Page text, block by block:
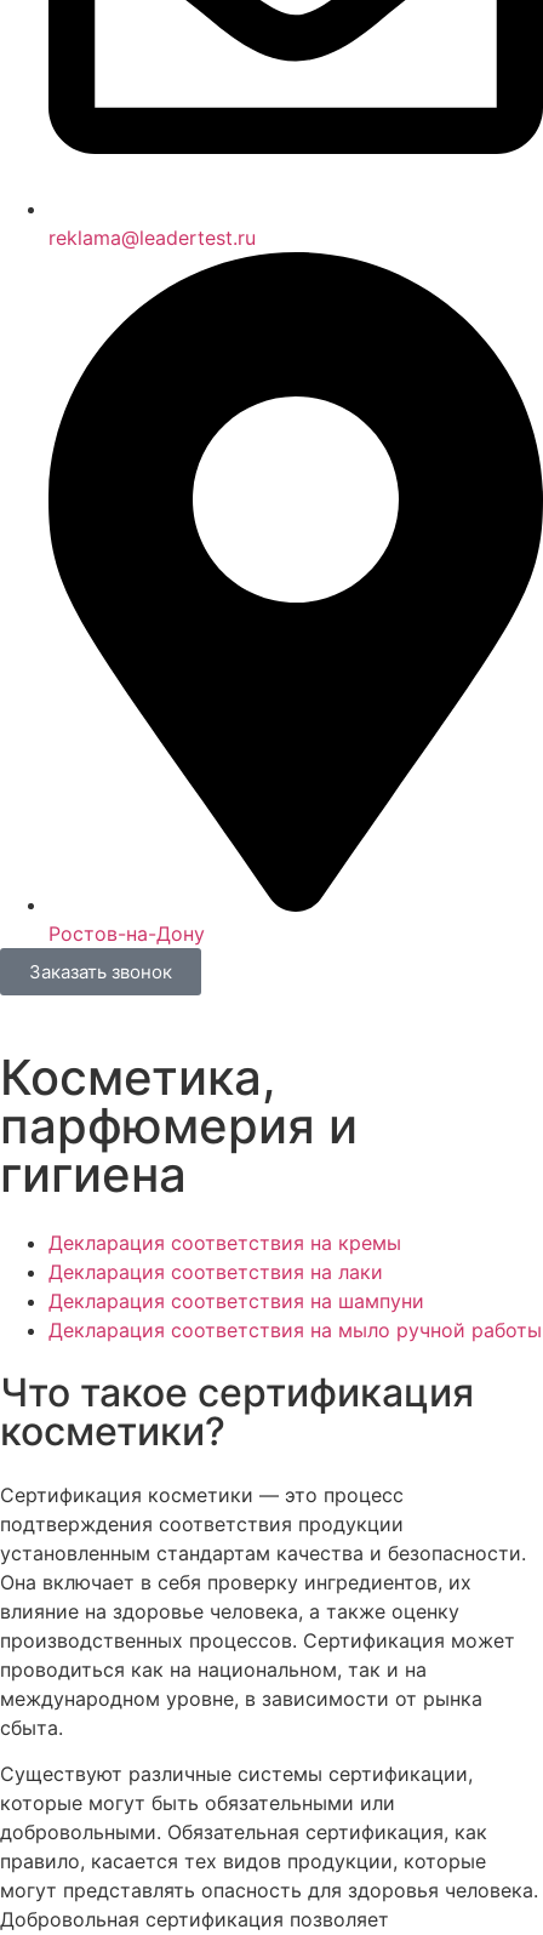
reklama@leadertest.ru
Ростов-на-Дону
Заказать звонок
Косметика,
парфюмерия и
гигиена
Декларация соответствия на кремы
Декларация соответствия на лаки
Декларация соответствия на шампуни
Декларация соответствия на мыло ручной работы
Что такое сертификация
косметики?
Сертификация косметики — это процесс
подтверждения соответствия продукции
установленным стандартам качества и безопасности.
Она включает в себя проверку ингредиентов, их
влияние на здоровье человека, а также оценку
производственных процессов. Сертификация может
проводиться как на национальном, так и на
международном уровне, в зависимости от рынка
сбыта.
Существуют различные системы сертификации,
которые могут быть обязательными или
добровольными. Обязательная сертификация, как
правило, касается тех видов продукции, которые
могут представлять опасность для здоровья человека.
Добровольная сертификация позволяет